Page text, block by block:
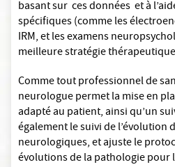
basant sur ces données et à
spécifiques (comme les
IRM, et les examens
meilleure stratégie
Comme tout professionnel de
neurologue permet la mise en
adapté au patient, ainsi qu’un
également le suivi de l’évolution
neurologiques, et ajuste le
évolutions de la pathologie pour